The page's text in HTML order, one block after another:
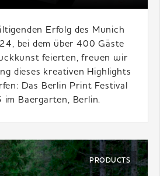
Erfolg des Munich
bei dem über 400 Gäste
feierten, freuen wir
dieses kreativen Highlights
Das Berlin Print Festival
Baergarten, Berlin.
PRODUCTS